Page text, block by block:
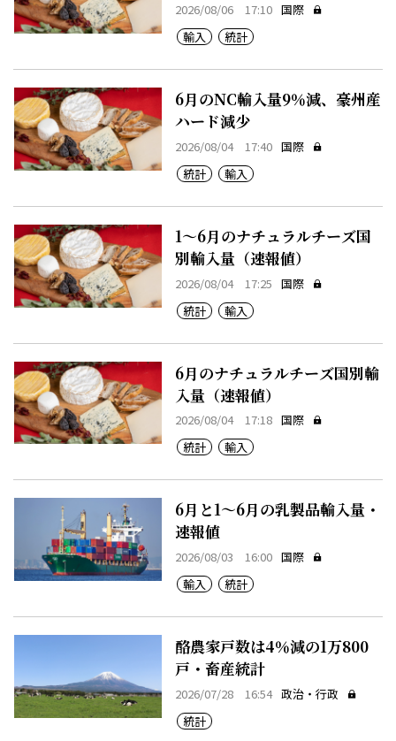
2026/08/06 17:10 国際
輸入
統計
6月のNC輸入量9％減、豪州産
ハード減少
2026/08/04 17:40 国際
統計
輸入
1～6月のナチュラルチーズ国
別輸入量（速報値）
2026/08/04 17:25 国際
統計
輸入
6月のナチュラルチーズ国別輸
入量（速報値）
2026/08/04 17:18 国際
統計
輸入
6月と1～6月の乳製品輸入量・
速報値
2026/08/03 16:00 国際
輸入
統計
酪農家戸数は4％減の1万800
戸・畜産統計
2026/07/28 16:54 政治・行政
統計